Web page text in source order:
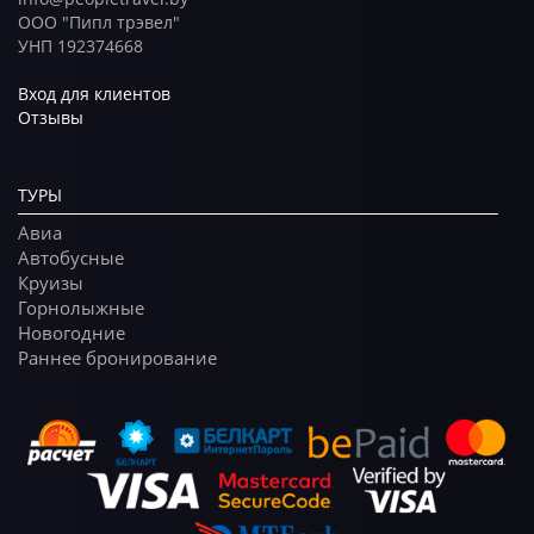
ООО "Пипл трэвел"
УНП 192374668
Вход для клиентов
Отзывы
ТУРЫ
Авиа
Автобусные
Круизы
Горнолыжные
Новогодние
Раннее бронирование